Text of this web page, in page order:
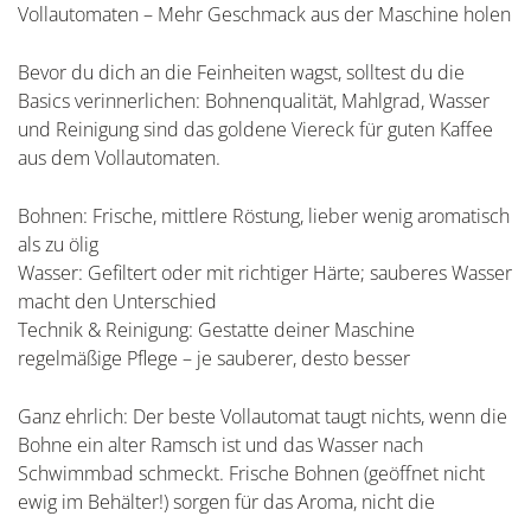
Vollautomaten – Mehr Geschmack aus der Maschine holen
Bevor du dich an die Feinheiten wagst, solltest du die
Basics verinnerlichen: Bohnenqualität, Mahlgrad, Wasser
und Reinigung sind das goldene Viereck für guten Kaffee
aus dem Vollautomaten.
Bohnen: Frische, mittlere Röstung, lieber wenig aromatisch
als zu ölig
Wasser: Gefiltert oder mit richtiger Härte; sauberes Wasser
macht den Unterschied
Technik & Reinigung: Gestatte deiner Maschine
regelmäßige Pflege – je sauberer, desto besser
Ganz ehrlich: Der beste Vollautomat taugt nichts, wenn die
Bohne ein alter Ramsch ist und das Wasser nach
Schwimmbad schmeckt. Frische Bohnen (geöffnet nicht
ewig im Behälter!) sorgen für das Aroma, nicht die